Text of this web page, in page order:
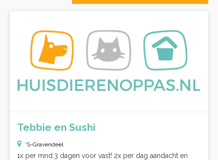
Tebbie en Sushi
'S-Gravendeel
1x per mnd.3 dagen voor vast! 2x per dag aandacht en